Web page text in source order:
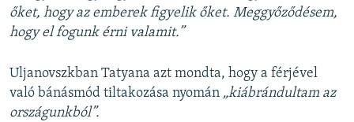
őket, hogy az emberek figyelik őket. Meggyőződésem,
hogy el fogunk érni valamit.”
Uljanovszkban Tatyana azt mondta, hogy a férjével
való bánásmód tiltakozása nyomán „kiábrándultam az
országunkból”.